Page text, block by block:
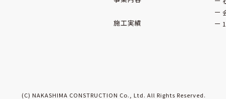
施工実績
(C) NAKASHIMA CONSTRUCTION Co., Ltd. All Rights Reserved.